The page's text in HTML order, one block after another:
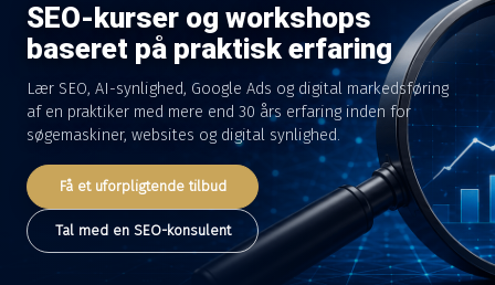
SEO-kurser og workshops
baseret på praktisk erfaring
Lær SEO, AI-synlighed, Google Ads og digital markedsføring
af en praktiker med mere end 30 års erfaring inden for
søgemaskiner, websites og digital synlighed.
Få et uforpligtende tilbud
Tal med en SEO-konsulent